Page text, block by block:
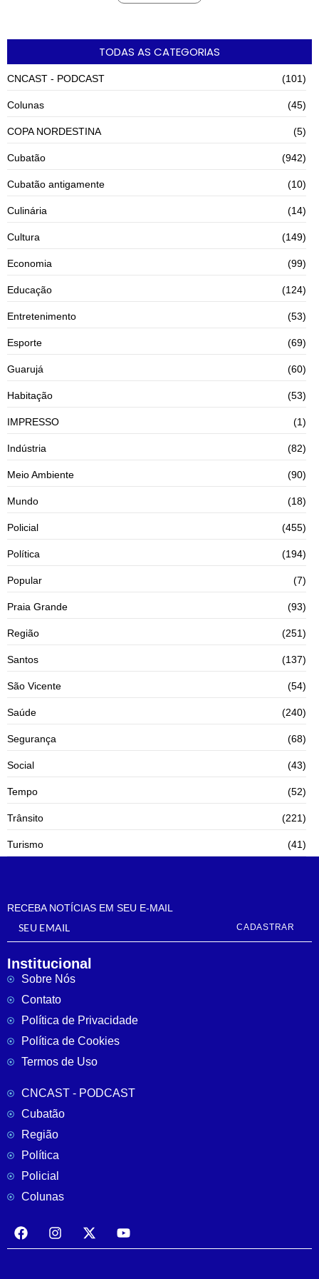
TODAS AS CATEGORIAS
CNCAST - PODCAST (101)
Colunas (45)
COPA NORDESTINA (5)
Cubatão (942)
Cubatão antigamente (10)
Culinária (14)
Cultura (149)
Economia (99)
Educação (124)
Entretenimento (53)
Esporte (69)
Guarujá (60)
Habitação (53)
IMPRESSO (1)
Indústria (82)
Meio Ambiente (90)
Mundo (18)
Policial (455)
Política (194)
Popular (7)
Praia Grande (93)
Região (251)
Santos (137)
São Vicente (54)
Saúde (240)
Segurança (68)
Social (43)
Tempo (52)
Trânsito (221)
Turismo (41)
RECEBA NOTÍCIAS EM SEU E-MAIL
CADASTRAR
Institucional
Sobre Nós
Contato
Política de Privacidade
Política de Cookies
Termos de Uso
CNCAST - PODCAST
Cubatão
Região
Política
Policial
Colunas